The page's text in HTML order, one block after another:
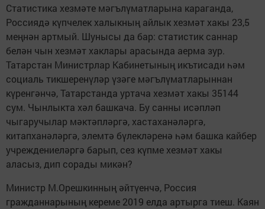
Статистика хезмәте мәгълүматларына караганда,
Россиядә күпчелек халыкның айлык хезмәт хакы 23,5
меңнән артмый. Шунысы да бар: статистик саннар
белән чын хезмәт хаклары арасында аерма зур.
Татарстан Министрлар Кабинетының икътисади һәм
социаль тикшеренүләр үзәге мәгълүматларыннан
күренгәнчә, Татарстанда уртача хезмәт хакы 35144
сум. Чынлыкта хәл башкача. Бу санны исәпләп
чыгаручылар мәктәпләргә, хас­таханәләргә,
китапханәләргә, элемтә бүлекләренә һәм башка кайбер
учреждениеләргә барып, сез күпме хезмәт хакы
аласыз, дип сорады микән?
Министр М.Орешкинның әйтүенчә, Россия
гражданнарының кереме 2019 елда артырга тиеш. Каян